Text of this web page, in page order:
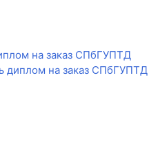
на заказ СПбГУПТД
диплом на заказ СПбГУПТД